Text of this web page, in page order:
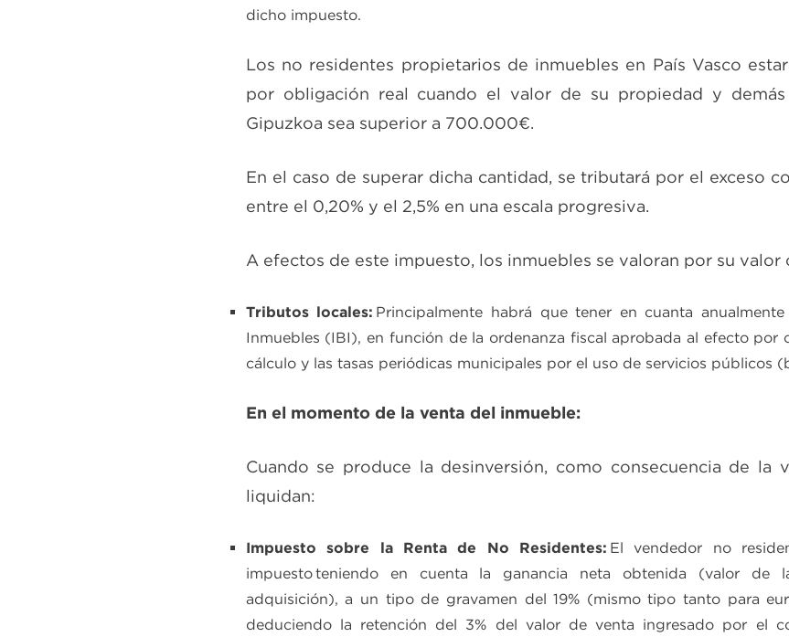
dicho impuesto.
Los no residentes propietarios de inmuebles en País Vasco
por obligación real cuando el valor de su propiedad y
Gipuzkoa sea superior a 700.000€.
En el caso de superar dicha cantidad, se tributará por el exceso
entre el 0,20% y el 2,5% en una escala progresiva.
A efectos de este impuesto, los inmuebles se valoran por su valor
Tributos locales: Principalmente habrá que tener en cuanta
Inmuebles (IBI), en función de la ordenanza fiscal aprobada al efecto por
cálculo y las tasas periódicas municipales por el uso de servicios públicos
En el momento de la venta del inmueble:
Cuando se produce la desinversión, como consecuencia de la
liquidan:
Impuesto sobre la Renta de No Residentes: El vendedor no
impuesto teniendo en cuenta la ganancia neta obtenida (valor de
adquisición), a un tipo de gravamen del 19% (mismo tipo tanto para
deduciendo la retención del 3% del valor de venta ingresado por el